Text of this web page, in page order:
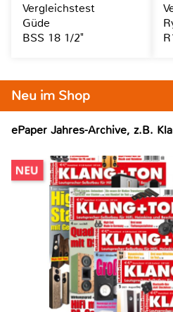
Neu im Shop
ePaper Jahres-Archive, z.B.
Vergleichstest
Güde
BSS 18 1/2"